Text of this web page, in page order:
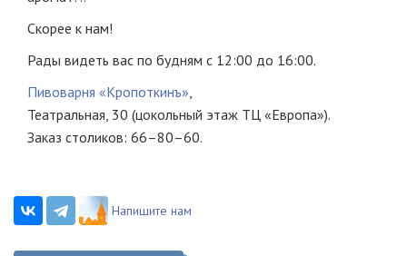
Скорее к нам!
Рады видеть вас по будням с 12:00 до 16:00.
Пивоварня «Кропоткинъ»
Театральная, 30 (цокольный этаж ТЦ «Европа»).
Заказ столиков: 66–80–60.
Напишите нам